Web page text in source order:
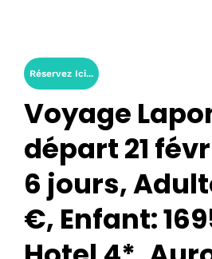
Réservez Ici...
Voyage
départ 21
6 jours,
€, Enfant: